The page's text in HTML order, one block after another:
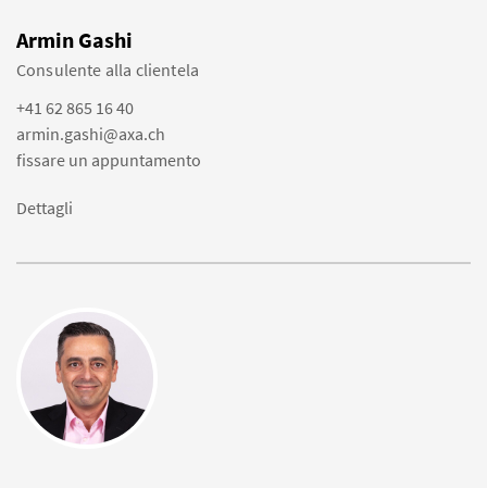
Armin Gashi
Consulente alla clientela
+41 62 865 16 40
armin.gashi@axa.ch
fissare un appuntamento
Dettagli